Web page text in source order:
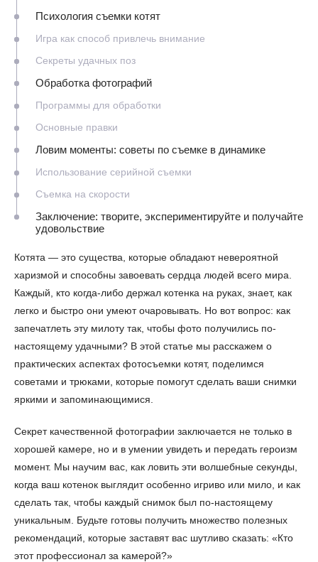
Психология съемки котят
Игра как способ привлечь внимание
Секреты удачных поз
Обработка фотографий
Программы для обработки
Основные правки
Ловим моменты: советы по съемке в динамике
Использование серийной съемки
Съемка на скорости
Заключение: творите, экспериментируйте и получайте
удовольствие
Котята — это существа, которые обладают невероятной
харизмой и способны завоевать сердца людей всего мира.
Каждый, кто когда-либо держал котенка на руках, знает, как
легко и быстро они умеют очаровывать. Но вот вопрос: как
запечатлеть эту милоту так, чтобы фото получились по-
настоящему удачными? В этой статье мы расскажем о
практических аспектах фотосъемки котят, поделимся
советами и трюками, которые помогут сделать ваши снимки
яркими и запоминающимися.
Секрет качественной фотографии заключается не только в
хорошей камере, но и в умении увидеть и передать героизм
момент. Мы научим вас, как ловить эти волшебные секунды,
когда ваш котенок выглядит особенно игриво или мило, и как
сделать так, чтобы каждый снимок был по-настоящему
уникальным. Будьте готовы получить множество полезных
рекомендаций, которые заставят вас шутливо сказать: «Кто
этот профессионал за камерой?»